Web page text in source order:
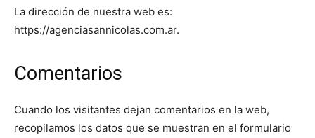
La dirección de nuestra web es:
https://agenciasannicolas.com.ar.
Comentarios
Cuando los visitantes dejan comentarios en la web,
recopilamos los datos que se muestran en el formulario